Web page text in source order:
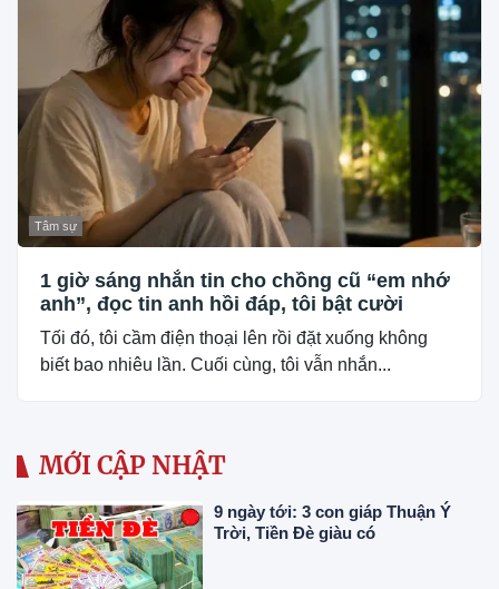
Tâm sự
1 giờ sáng nhắn tin cho chồng cũ “em nhớ
anh”, đọc tin anh hồi đáp, tôi bật cười
Tối đó, tôi cầm điện thoại lên rồi đặt xuống không
biết bao nhiêu lần. Cuối cùng, tôi vẫn nhắn...
MỚI CẬP NHẬT
9 ngày tới: 3 con giáp Thuận Ý
Trời, Tiền Đè giàu có